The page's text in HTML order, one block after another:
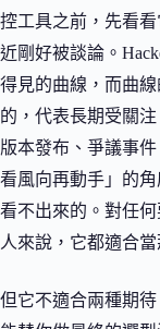
控工具之前，先看
近剛好被談論。
得見的曲線，而曲
的，代表長期受關
版本發布、爭議事
看風向再動手」的
看不出來的。對任
人來說，它都適合
但它不適合兩種期